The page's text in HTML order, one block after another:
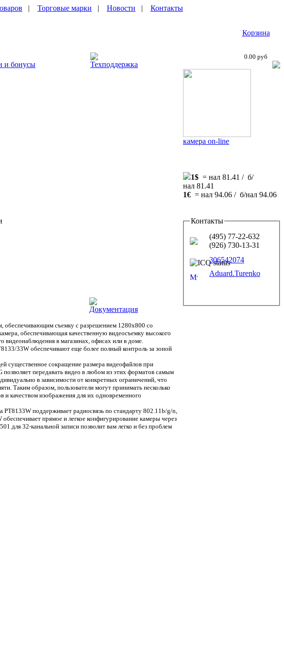
| Торговые марки | Новости | Контакты
и бонусы Техподдержка
Корзина
0.00 руб
Документация
съемку с разрешением 1280x800 со
обеспечивающая качественную видеосъемку высокого
видеонаблюдения в магазинах, офисах или в доме.
33W обеспечивают еще более полный контроль за зоной
существенное сокращение размера видеофайлов при
передавать видео в любом из этих форматов самым
в зависимости от конкретных ограничений, что
Таким образом, пользователи могут принимать несколько
качеством изображения для их одновременного
поддерживает радиосвязь по стандарту 802.11b/g/n,
прямое и легкое конфигурирование камеры через
для 32-канальной записи позволит вам легко и без проблем
камера on-line
1$ = нал 81.41 / б/
нал 81.41
1€ = нал 94.06 / б/нал 94.06
Контакты
(495) 77-22-632
(926) 730-13-31
306542074
Aduard.Turenko